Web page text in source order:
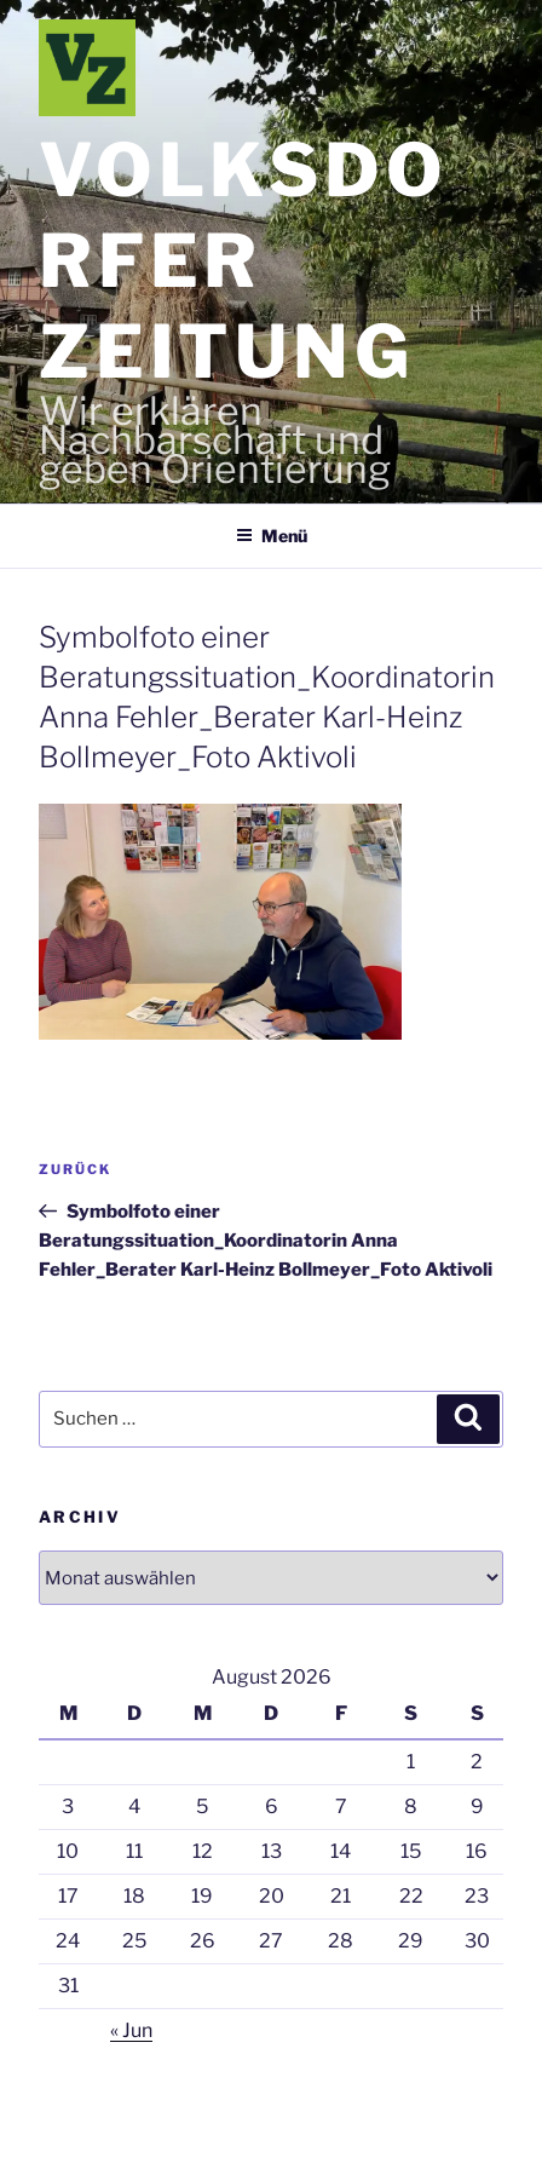
Zum
Inhalt
springen
VOLKSDO
RFER
ZEITUNG
Wir erklären
Nachbarschaft und
geben Orientierung
Menü
Symbolfoto einer
Beratungssituation_Koordinatorin
Anna Fehler_Berater Karl-Heinz
Bollmeyer_Foto Aktivoli
Vorheriger
ZURÜCK
Symbolfoto einer
Beratungssituation_Koordinatorin Anna
Fehler_Berater Karl-Heinz Bollmeyer_Foto Aktivoli
nach:
ARCHIV
August 2026
M
D M D F S S
1
2
3
4 5 6 7 8
9
10
11 12 13 14 15
16
17
18 19 20 21 22
23
24
25 26 27 28 29
30
31
« Jun